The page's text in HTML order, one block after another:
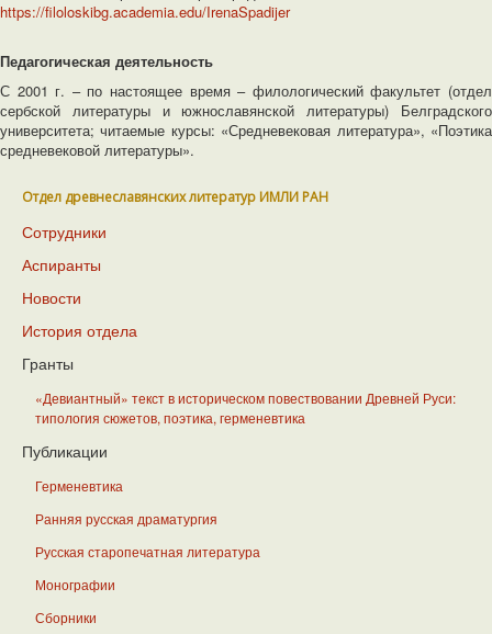
https://filoloskibg.academia.edu/IrenaSpadijer
Педагогическая деятельность
С 2001 г. – по настоящее время – филологический факультет (отдел
сербской литературы и южнославянской литературы) Белградского
университета; читаемые курсы: «Средневековая литература», «Поэтика
средневековой литературы».
Отдел древнеславянских литератур ИМЛИ РАН
Сотрудники
Аспиранты
Новости
История отдела
Гранты
«Девиантный» текст в историческом повествовании Древней Руси:
типология сюжетов, поэтика, герменевтика
Публикации
Герменевтика
Ранняя русская драматургия
Русская старопечатная литература
Монографии
Сборники